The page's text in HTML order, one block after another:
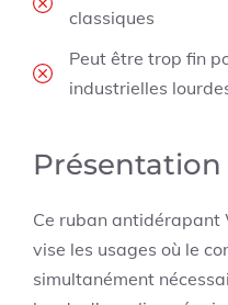
classiques
Peut être trop fin
industrielles
Présentation
Ce ruban antidérapant
vise les usages où le
simultanément